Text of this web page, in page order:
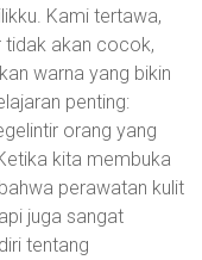
Kami tertawa,
tidak akan cocok,
warna yang bikin
penting:
orang yang
kita membuka
perawatan kulit
juga sangat
tentang